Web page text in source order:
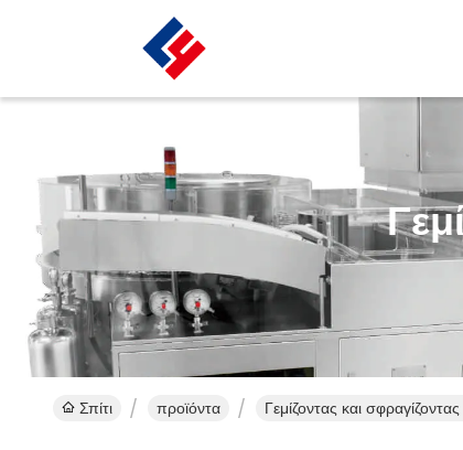
Σπίτι προϊόντα Γεμίζοντας και